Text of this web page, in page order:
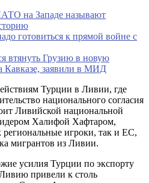
на Западе называют
готовиться к прямой войне с
втянуть Грузию в новую
Кавказе, заявили в МИД
Турции в Ливии, где
национального согласия
Ливийской национальной
Халифой Хафтаром,
игроки, так и ЕС,
мигрантов из Ливии.
усилия Турции по экспорту
привели к столь